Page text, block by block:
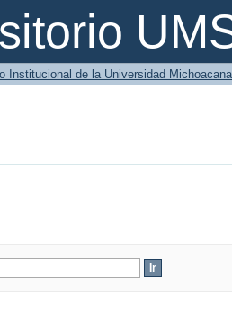
Institucional de la Universidad